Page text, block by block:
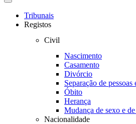
Toggle
navigationTribunais
Registos
Civil
Nascimento
Casamento
Divórcio
Separação de pessoas
Óbito
Herança
Mudança de sexo e
Nacionalidade